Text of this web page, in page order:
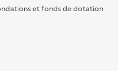
et fonds de dotation